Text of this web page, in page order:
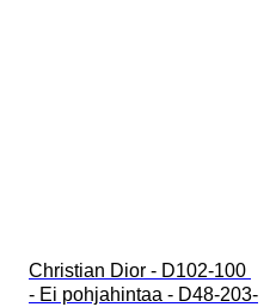
Christian Dior - D102-100
- Ei pohjahintaa - D48-203-